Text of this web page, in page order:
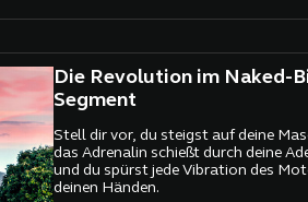
auf der Straße.
Die Revolution im Naked-
Segment
Stell dir vor, du steigst auf deine
das Adrenalin schießt durch deine
und du spürst jede Vibration des
deinen Händen.